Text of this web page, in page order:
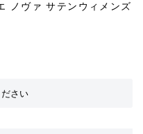
ノヴァ サテンウィメンズ
さい